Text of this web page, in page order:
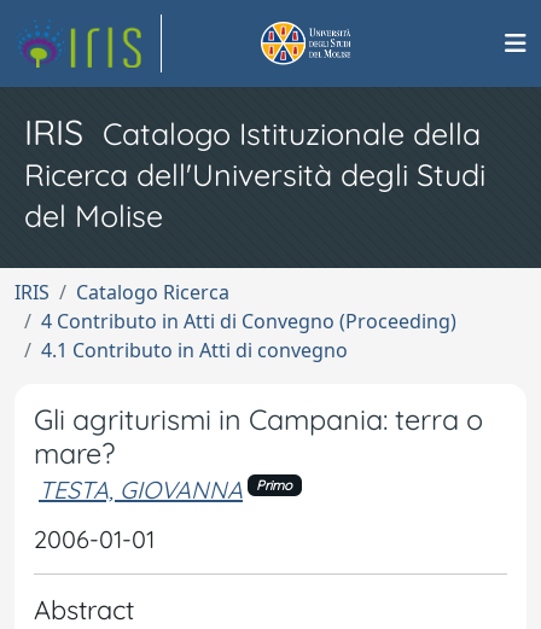
IRIS Catalogo Istituzionale della
Ricerca dell'Università degli Studi
del Molise
IRIS
Catalogo Ricerca
4 Contributo in Atti di Convegno (Proceeding)
4.1 Contributo in Atti di convegno
Gli agriturismi in Campania: terra o
mare?
TESTA, GIOVANNA Primo
2006-01-01
Abstract